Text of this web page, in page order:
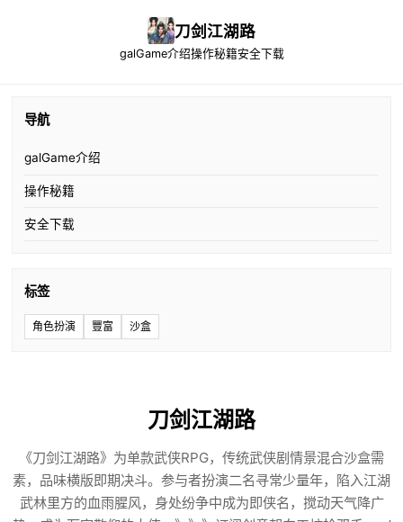
刀剑江湖路
galGame介绍操作秘籍安全下载
导航
galGame介绍
操作秘籍
安全下载
标签
角色扮演 豐富 沙盒
刀剑江湖路
《刀剑江湖路》为单款武侠RPG，传统武侠剧情景混合沙盒需
素，品味横版即期决斗。参与者扮演二名寻常少量年，陷入江湖
武林里方的血雨腥风，身处纷争中成为即侠名，搅动天气降广